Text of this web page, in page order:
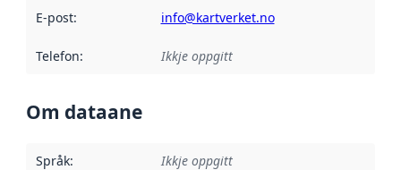
E-post: info@kartverket.no
Telefon: Ikkje oppgitt
Om dataane
Språk: Ikkje oppgitt